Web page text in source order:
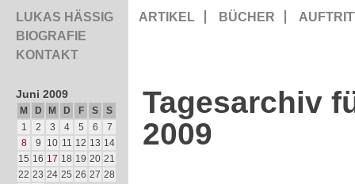
LUKAS HÄSSIG
BIOGRAFIE
KONTAKT
ARTIKEL BÜCHER
Juni 2009
M D M D F S
S
1
2 3 4 5 6
7
8
9 10 11 12 13 14
15 16 17 18 19 20 21
22 23 24 25 26 27 28
Tagesarchiv
2009